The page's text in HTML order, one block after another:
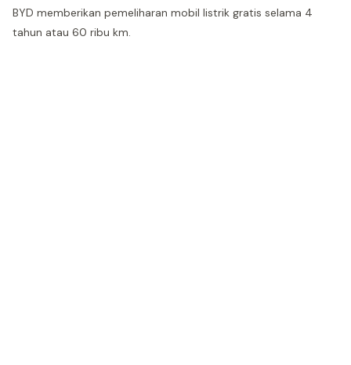
BYD memberikan pemeliharan mobil listrik gratis selama 4
tahun atau 60 ribu km.